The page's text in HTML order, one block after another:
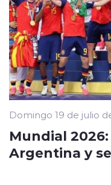
Domingo 19 de julio
Mundial
Argentina y